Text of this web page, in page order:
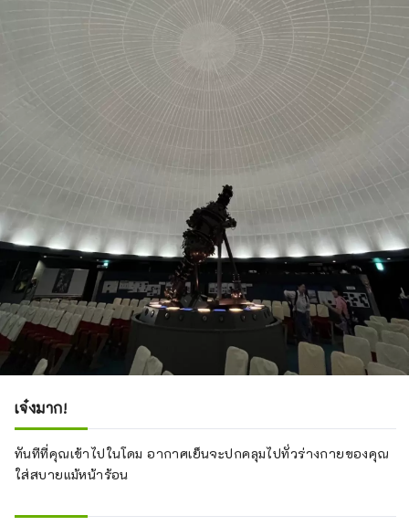
เจ๋งมาก!
ทันทีที่คุณเข้าไปในโดม อากาศเย็นจะปกคลุมไปทั่วร่างกายของคุณ
ใส่สบายแม้หน้าร้อน